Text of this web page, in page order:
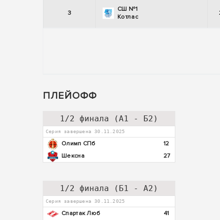
3
СШ №1
Котлас
ПЛЕЙОФФ
1/2 финала (А1 - Б2)
Серия завершена 30.11.2025
Олимп СПб
12
Шексна
27
1/2 финала (Б1 - А2)
Серия завершена 30.11.2025
Спартак Люб
41